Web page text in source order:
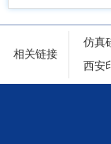
相关链接
仿真
西安